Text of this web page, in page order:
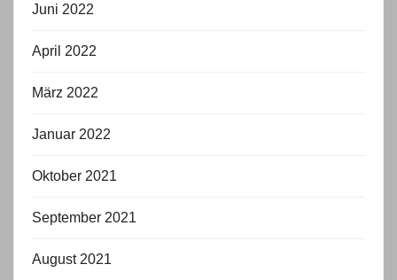
Juni 2022
April 2022
März 2022
Januar 2022
Oktober 2021
September 2021
August 2021